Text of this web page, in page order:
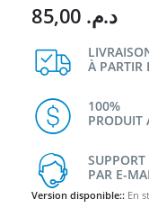
د.م.
À PARTIR
100%
PRODUIT
SUPPORT
PAR E-
Version disponible:: En